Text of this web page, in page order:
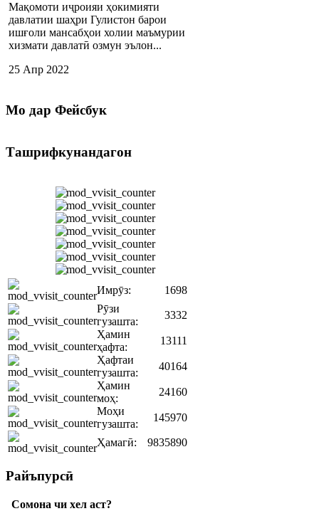
Мақомоти иҷроияи ҳокимияти
давлатии шаҳри Гулистон барои
ишғоли мансабҳои холии маъмурии
хизмати давлатӣ озмун эълон...
25 Апр 2022
Мо дар Фейсбук
Ташрифкунандагон
Имрӯз:
1698
Рӯзи
гузашта:
3332
Ҳамин
ҳафта:
13111
Ҳафтаи
гузашта:
40164
Ҳамин
моҳ:
24160
Моҳи
гузашта:
145970
Ҳамагӣ: 9835890
Райъпурсӣ
Сомона чи хел аст?